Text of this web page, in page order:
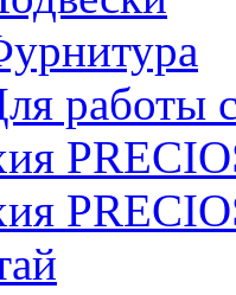
работы